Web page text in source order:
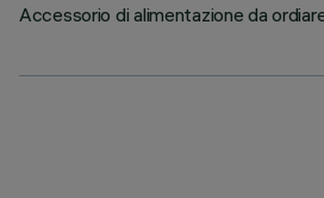
Accessorio di alimentazione da